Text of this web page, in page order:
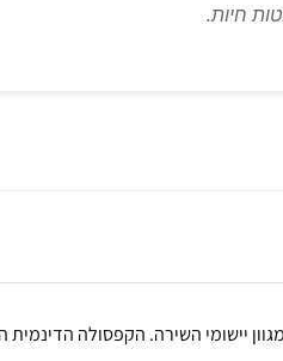
חיות.
יישומי השירה. הקפסולה